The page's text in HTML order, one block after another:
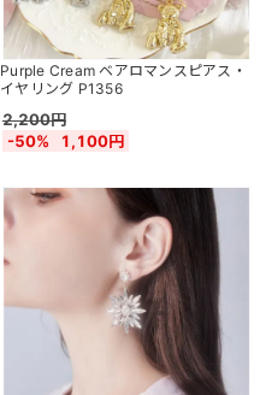
Purple Cream ベアロマンスピアス・
イヤリング P1356
2,200円
-50%
1,100円